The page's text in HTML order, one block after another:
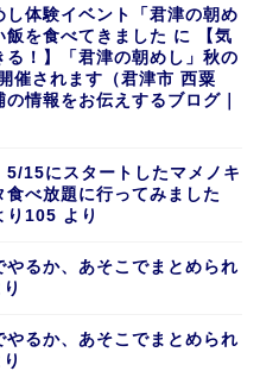
し体験イベント「君津の朝め
飯を食べてきました に
【気
！】「君津の朝めし」秋の
催されます（君津市 西粟
情報をお伝えするブログ｜
5/15にスタートしたマメノキ
食べ放題に行ってみました
り105 より
るか、あそこでまとめられ
るか、あそこでまとめられ